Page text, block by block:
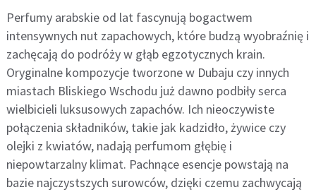
Perfumy arabskie od lat fascynują bogactwem
intensywnych nut zapachowych, które budzą wyobraźnię i
zachęcają do podróży w głąb egzotycznych krain.
Oryginalne kompozycje tworzone w Dubaju czy innych
miastach Bliskiego Wschodu już dawno podbiły serca
wielbicieli luksusowych zapachów. Ich nieoczywiste
połączenia składników, takie jak kadzidło, żywice czy
olejki z kwiatów, nadają perfumom głębię i
niepowtarzalny klimat. Pachnące esencje powstają na
bazie najczystszych surowców, dzięki czemu zachwycają